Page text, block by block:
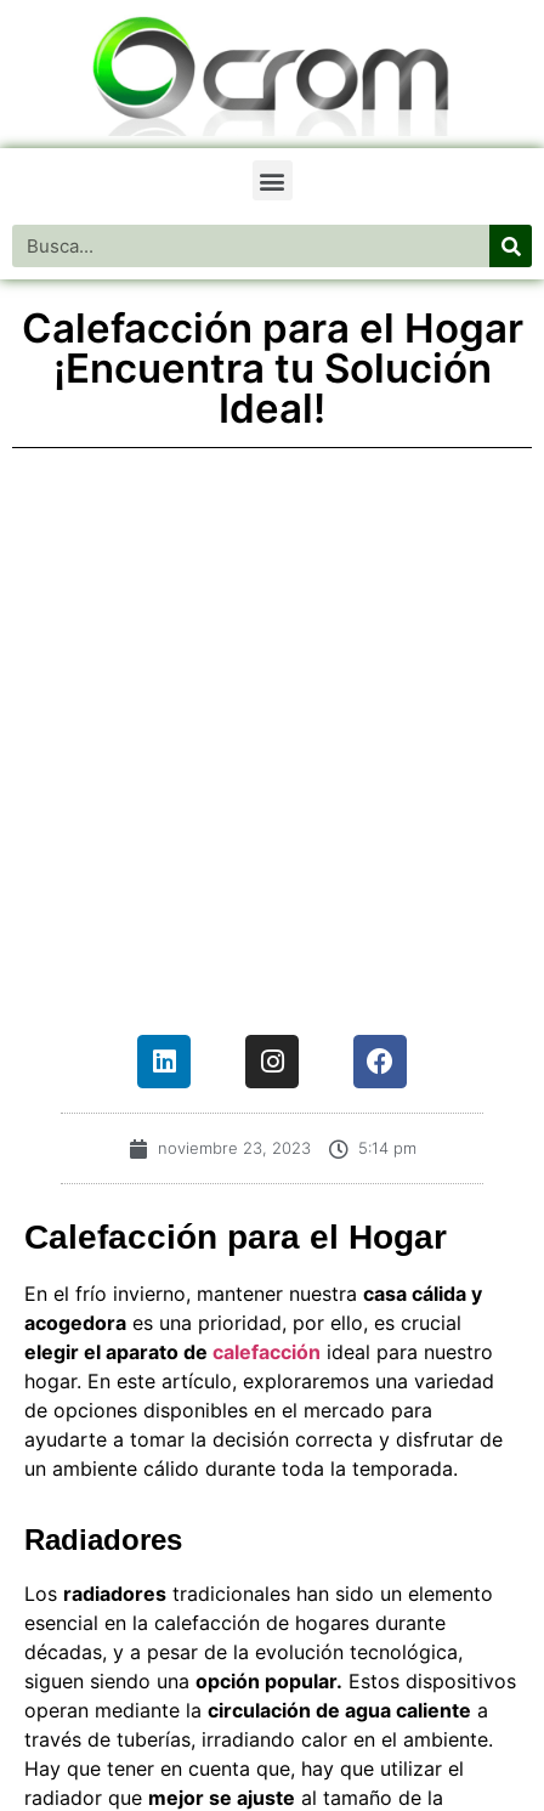
Calefacción para el Hogar
¡Encuentra tu Solución
Ideal!
noviembre 23, 2023 5:14 pm
Calefacción para el Hogar
En el frío invierno, mantener nuestra casa cálida y
acogedora es una prioridad, por ello, es crucial
elegir el aparato de calefacción ideal para nuestro
hogar. En este artículo, exploraremos una variedad
de opciones disponibles en el mercado para
ayudarte a tomar la decisión correcta y disfrutar de
un ambiente cálido durante toda la temporada.
Radiadores
Los radiadores tradicionales han sido un elemento
esencial en la calefacción de hogares durante
décadas, y a pesar de la evolución tecnológica,
siguen siendo una opción popular. Estos dispositivos
operan mediante la circulación de agua caliente a
través de tuberías, irradiando calor en el ambiente.
Hay que tener en cuenta que, hay que utilizar el
radiador que mejor se ajuste al tamaño de la